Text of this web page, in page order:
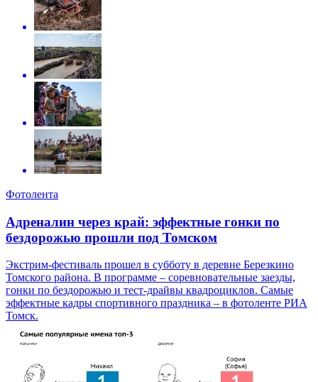
Фотолента
Адреналин через край: эффектные гонки по
бездорожью прошли под Томском
Экстрим-фестиваль прошел в субботу в деревне Березкино
Томского района. В программе – соревновательные заезды,
гонки по бездорожью и тест-драйвы квадроциклов. Самые
эффектные кадры спортивного праздника – в фотоленте РИА
Томск.